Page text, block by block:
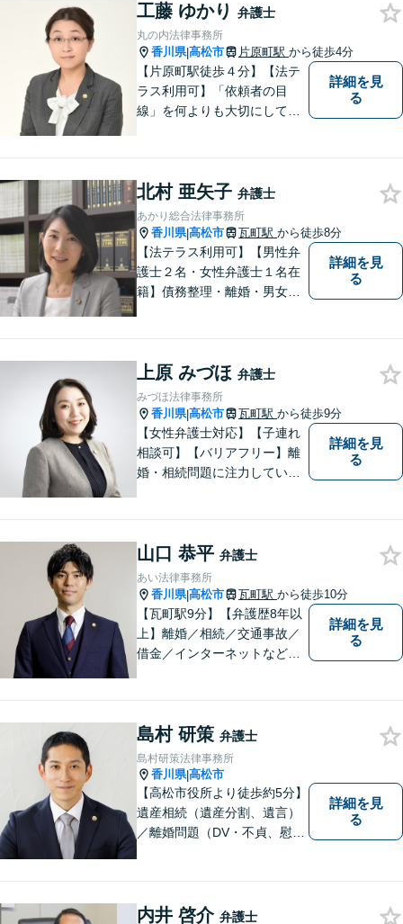
事件・交通事故・不動産問題
など幅広く対応。即日対応も
可能。まずはお気軽にご相談
ください。
工藤 ゆかり 弁護士
丸の内法律事務所
香川県|高松市 片原町駅 から徒歩4分
【片原町駅徒歩４分】【法テ
ラス利用可】「依頼者の目
線」を何よりも大切にしてい
頂ける事件解決を目指して参
ります。【当日／夜間／休日
対応可】お気軽にご相談くだ
さい。
詳細を見
る
北村 亜矢子 弁護士
あかり総合法律事務所
香川県|高松市 瓦町駅 から徒歩8分
【法テラス利用可】【男性弁
護士２名・女性弁護士１名在
籍】債務整理・離婚・男女問
明を心がけています。早期解
決のため、まずはお気軽にご
相談ください。
詳細を見
る
上原 みづほ 弁護士
みづほ法律事務所
香川県|高松市 瓦町駅 から徒歩9分
【女性弁護士対応】【子連れ
相談可】【バリアフリー】離
婚・相続問題に注力していま
詳細を見
る
山口 恭平 弁護士
あい法律事務所
香川県|高松市 瓦町駅 から徒歩10分
【瓦町駅9分】【弁護歴8年以
上】離婚／相続／交通事故／
借金／インターネットなど幅
皆様にとって最善の解決を模
索します。まずはお気軽にご
相談ください。
詳細を見
る
島村 研策 弁護士
島村研策法律事務所
香川県|高松市
【高松市役所より徒歩約5分】
遺産相続（遺産分割、遺言）
／離婚問題（DV・不貞、慰謝
供します。
詳細を見
る
内井 啓介 弁護士